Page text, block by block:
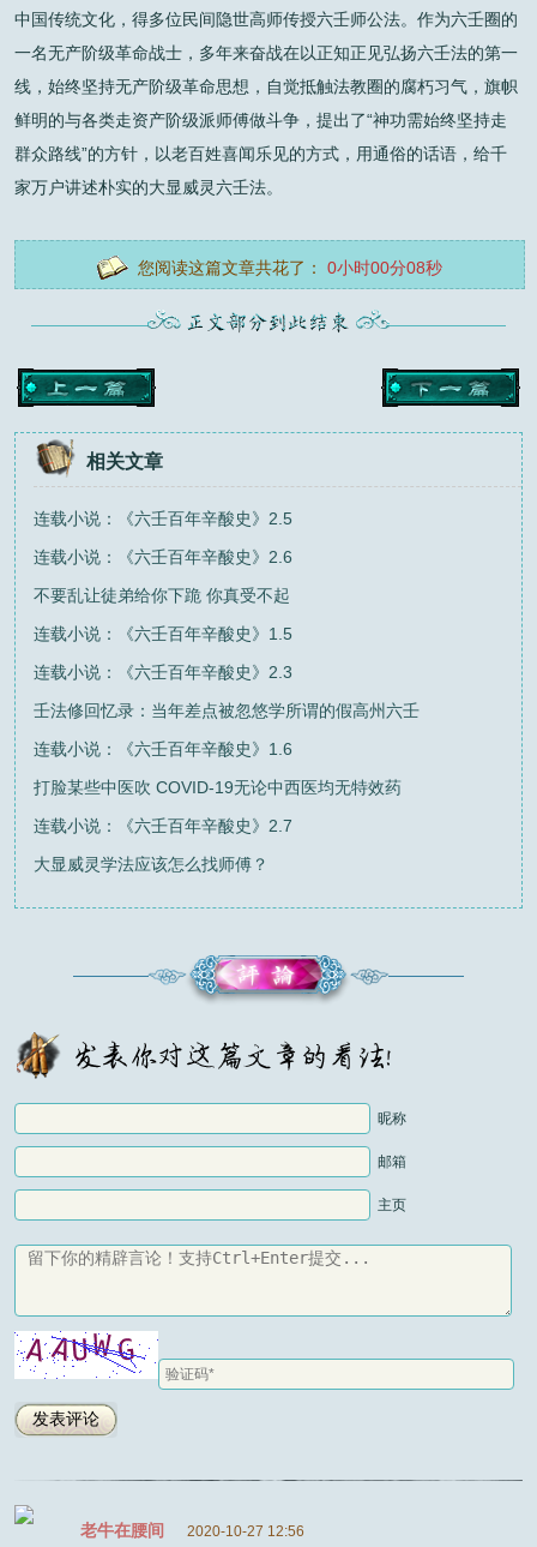
中国传统文化，得多位民间隐世高师传授六壬师公法。作为六壬圈的
一名无产阶级革命战士，多年来奋战在以正知正见弘扬六壬法的第一
线，始终坚持无产阶级革命思想，自觉抵触法教圈的腐朽习气，旗帜
鲜明的与各类走资产阶级派师傅做斗争，提出了“神功需始终坚持走
群众路线”的方针，以老百姓喜闻乐见的方式，用通俗的话语，给千
家万户讲述朴实的大显威灵六壬法。
您阅读这篇文章共花了： 0小时00分09秒
相关文章
连载小说：《六壬百年辛酸史》2.5
连载小说：《六壬百年辛酸史》2.6
不要乱让徒弟给你下跪 你真受不起
连载小说：《六壬百年辛酸史》1.5
连载小说：《六壬百年辛酸史》2.3
壬法修回忆录：当年差点被忽悠学所谓的假高州六壬
连载小说：《六壬百年辛酸史》1.6
打脸某些中医吹 COVID-19无论中西医均无特效药
连载小说：《六壬百年辛酸史》2.7
大显威灵学法应该怎么找师傅？
昵称
邮箱
主页
老牛在腰间 2020-10-27 12:56